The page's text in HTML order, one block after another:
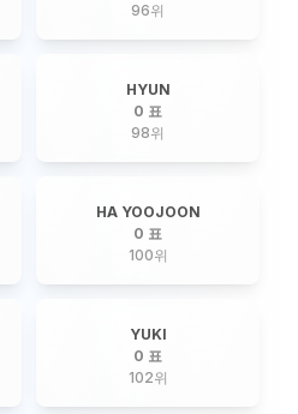
96위
HYUN
0 표
98위
HA YOOJOON
0 표
100위
YUKI
0 표
102위